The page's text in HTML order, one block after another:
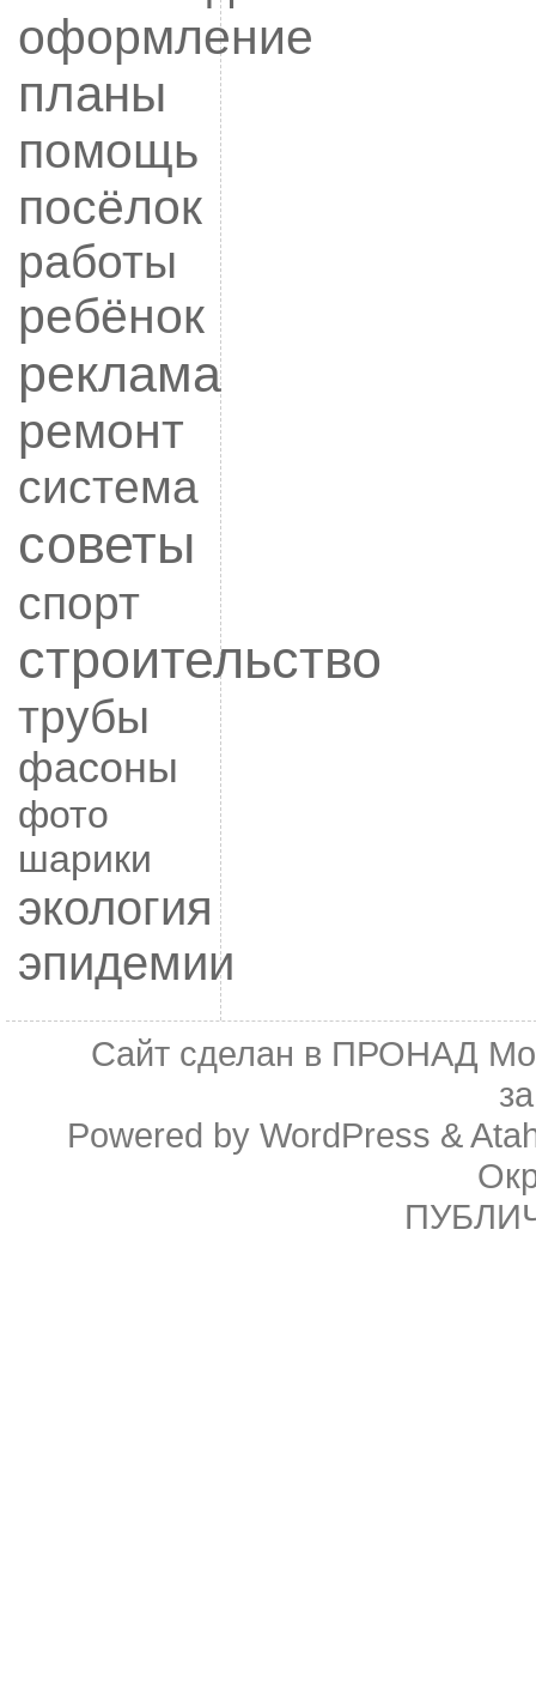
оформление
планы
помощь
посёлок
работы
ребёнок
реклама
ремонт
система
советы
спорт
строительство
трубы
фасоны
фото
шарики
экология
эпидемии
Сайт сделан в ПРОНАД
Powered by WordPress &